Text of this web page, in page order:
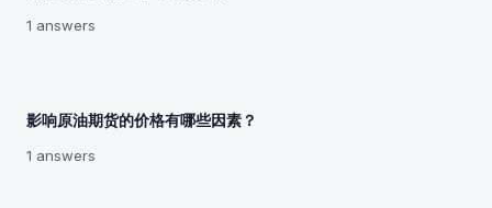
1 answers
影响原油期货的价格有哪些因素？
1 answers